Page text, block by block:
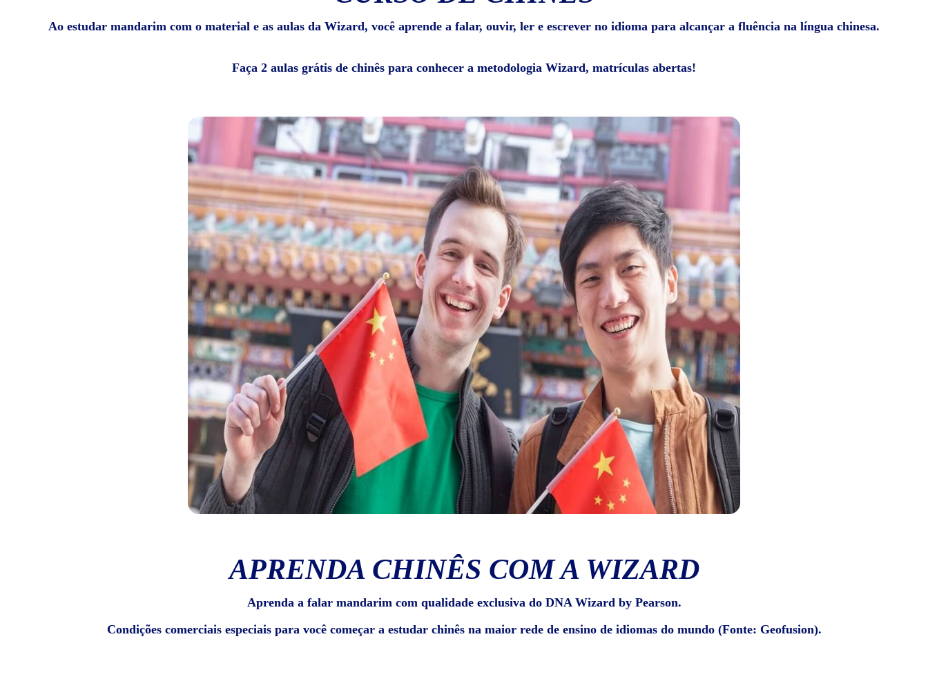
Ao estudar mandarim com o material e as aulas da Wizard, você aprende a falar, ouvir, ler e escrever no idioma para alcançar a fluência na língua chinesa.
Faça 2 aulas grátis de chinês para conhecer a metodologia Wizard, matrículas abertas!
APRENDA CHINÊS COM A WIZARD
Aprenda a falar mandarim com qualidade exclusiva do DNA Wizard by Pearson.
Condições comerciais especiais para você começar a estudar chinês na maior rede de ensino de idiomas do mundo (Fonte: Geofusion).